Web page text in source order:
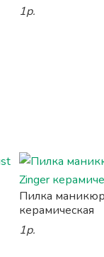
1р.
Пилка
керамическая
1р.